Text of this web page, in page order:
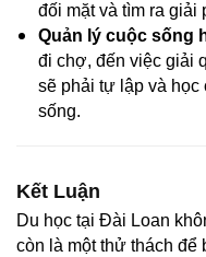
đối mặt và tìm ra giải
Quản lý cuộc sống
đi chợ, đến việc giải
sẽ phải tự lập và học
sống.
Kết Luận
Du học tại Đài Loan
còn là một thử thách để